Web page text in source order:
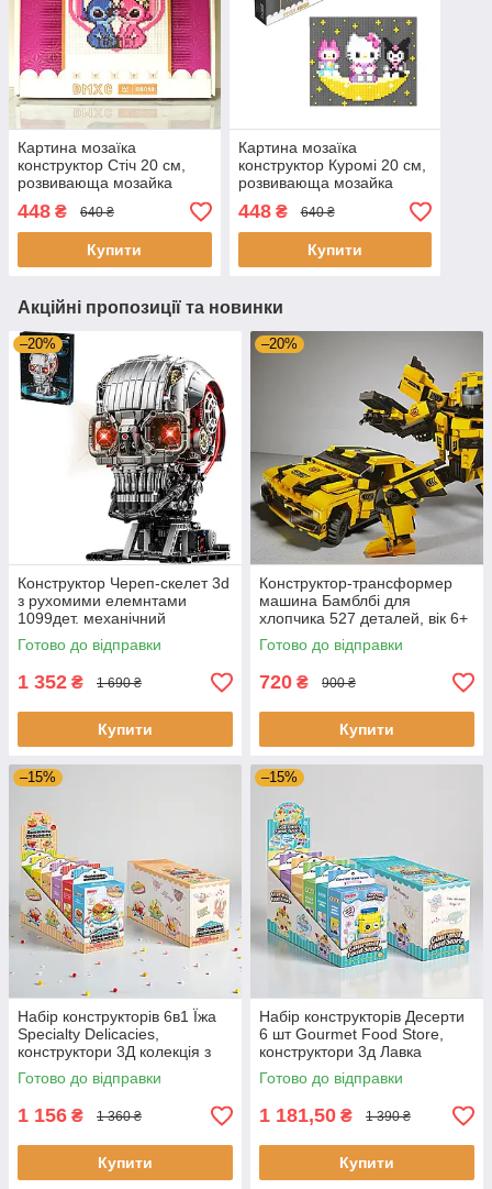
Картина мозаїка
конструктор Стіч 20 см,
розвивающа мозайка
дитяча
448 ₴ 640 ₴
Купити
Картина мозаїка
конструктор Куромі 20 см,
розвивающа мозайка
дитяча
448₴ 640 ₴
Купити
Акційні пропозиції та новинки
–20%
Конструктор Череп-скелет 3d
з рухомими елемнтами
1099дет. механічний
конструктор 3Д для дітей і
дорослих
Готово до відправки
1 352 ₴ 1 690 ₴
Купити
–20%
Конструктор-трансформер
машина Бамблбі для
хлопчика 527 деталей, вік 6+
Готово до відправки
720 ₴ 900 ₴
Купити
–15%
Набір конструкторів 6в1 Їжа
Specialty Delicacies,
конструктори 3Д колекція з
мініфігурок 7 см на 14 см
Готово до відправки
1 156 ₴ 1 360 ₴
Купити
–15%
Набір конструкторів Десерти
6 шт Gourmet Food Store,
конструктори 3д Лавка
ласощів колекція персонажів
9 см
Готово до відправки
1 181,50 ₴ 1 390 ₴
Купити